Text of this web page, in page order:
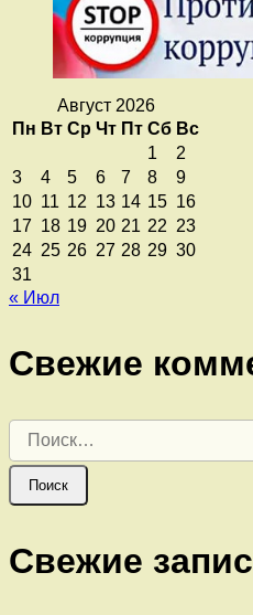
Август 2026
Пн Вт Ср Чт Пт Сб Вс
1
2
3
4 5 6 7 8
9
10 11 12 13 14 15 16
17 18 19 20 21 22 23
24 25 26 27 28 29 30
31
« Июл
Свежие
Найти:
Свежие